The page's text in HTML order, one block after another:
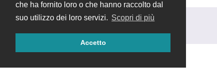
che ha fornito loro o che hanno raccolto dal
suo utilizzo dei loro servizi. Scopri di più
Accetto
Rispondi alla discussione...